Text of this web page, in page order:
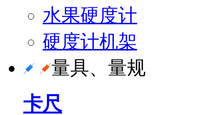
水果硬度计
硬度计机架
量具、量规
卡尺